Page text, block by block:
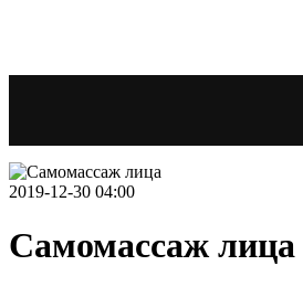
2019-12-30 04:00
Самомассаж лица